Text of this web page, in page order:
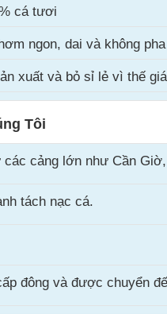
cá tươi
ngon, dai và không
xuất và bỏ sỉ lẻ vì thế
Tôi
cảng lớn như Cần
tách nạc cá.
đông và được chuyển